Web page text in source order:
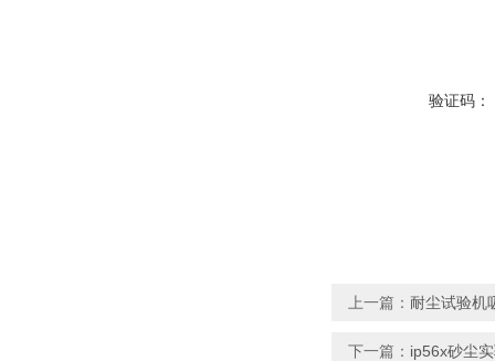
验证码：
上一篇： 耐尘试验机
下一篇： ip56x砂尘